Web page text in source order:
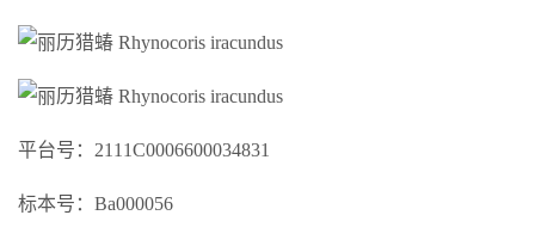
平台号：2111C0006600034831
标本号：Ba000056